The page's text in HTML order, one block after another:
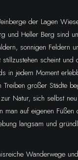
der Lagen
und Heller Berg sind
sonnigen Feldern
scheint und
in jedem Moment
Treiben großer Städte
Natur, sich selbst neu
man auf eigenen Füßen
langsam und
Wanderwege